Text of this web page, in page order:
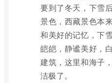
要到了冬天，下雪
景色，西藏景色本
和美好的记忆，下
皑皑，静谧美好，
建筑，这里和海子
洁极了。